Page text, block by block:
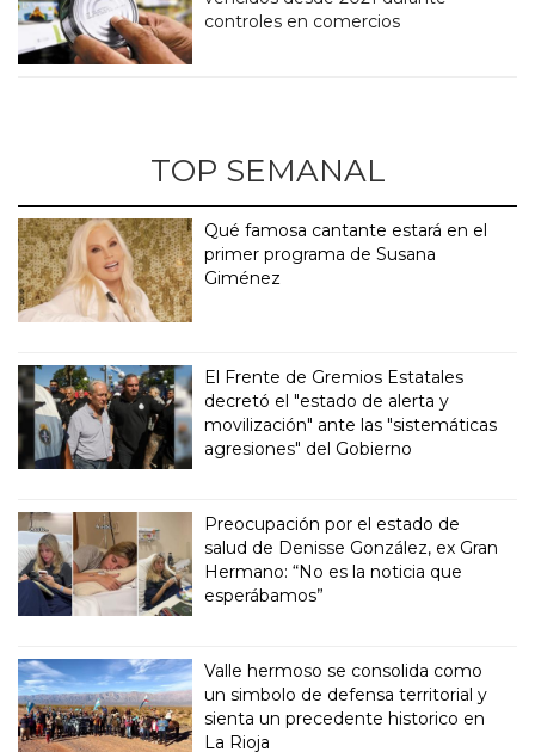
controles en comercios
TOP SEMANAL
Qué famosa cantante estará en el
primer programa de Susana
Giménez
El Frente de Gremios Estatales
decretó el "estado de alerta y
movilización" ante las "sistemáticas
agresiones" del Gobierno
Preocupación por el estado de
salud de Denisse González, ex Gran
Hermano: “No es la noticia que
esperábamos”
Valle hermoso se consolida como
un simbolo de defensa territorial y
sienta un precedente historico en
La Rioja